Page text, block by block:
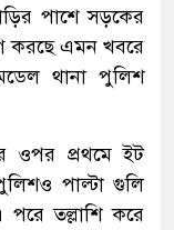
পাশে সড়কের
করছে এমন খবরে
থানা পুলিশ
ওপর প্রথমে ইট
পাল্টা গুলি
পরে তল্লাশি করে